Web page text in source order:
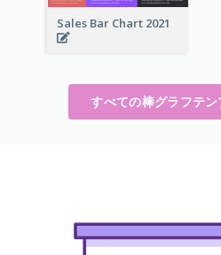
Sales Bar Chart 2021
すべての棒グラフテ